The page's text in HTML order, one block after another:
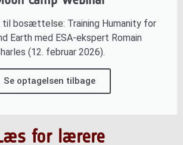
til bosættelse: Training Humanity for
Earth med ESA-ekspert Romain
(12. februar 2026).
Se optagelsen tilbage
for lærere